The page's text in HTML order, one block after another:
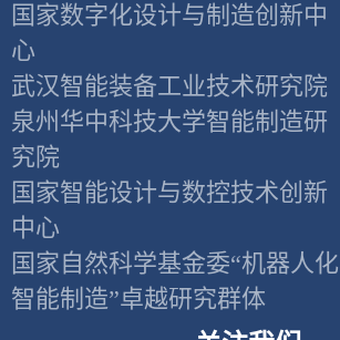
国家数字化设计与制造创新中
心
武汉智能装备工业技术研究院
泉州华中科技大学智能制造研
究院
国家智能设计与数控技术创新
中心
国家自然科学基金委“机器人化
智能制造”卓越研究群体